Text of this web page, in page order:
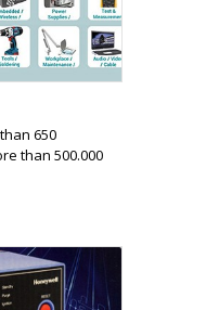
650
than 500.000